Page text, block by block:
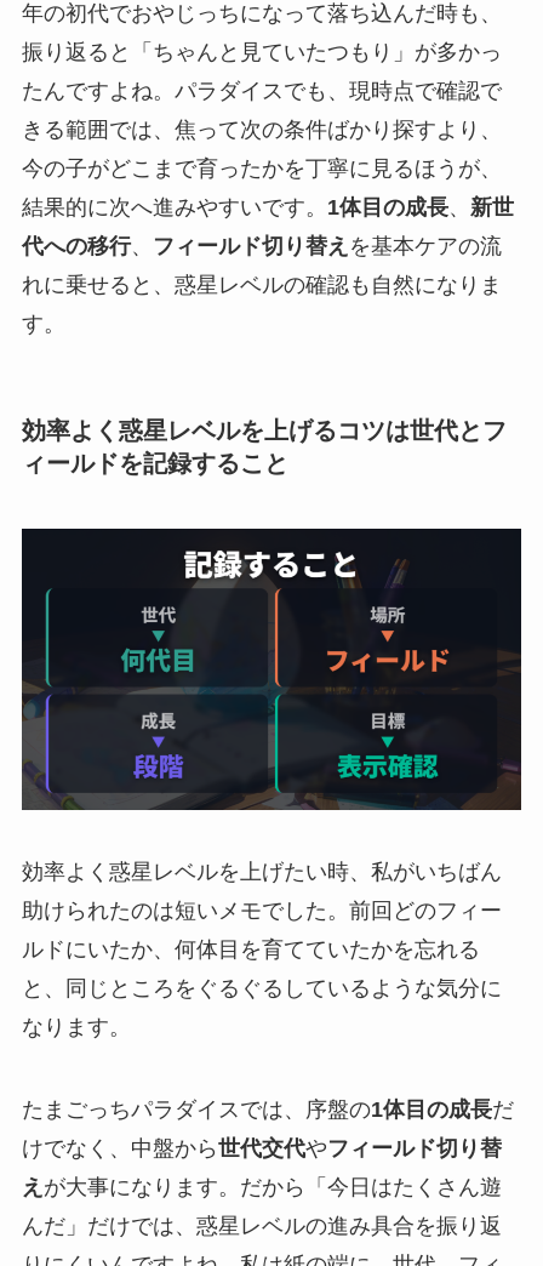
年の初代でおやじっちになって落ち込んだ時も、
振り返ると「ちゃんと見ていたつもり」が多かっ
たんですよね。パラダイスでも、現時点で確認で
きる範囲では、焦って次の条件ばかり探すより、
今の子がどこまで育ったかを丁寧に見るほうが、
結果的に次へ進みやすいです。 1体目の成長、 新世
代への移行、 フィールド切り替え を基本ケアの流
れに乗せると、惑星レベルの確認も自然になりま
す。
効率よく惑星レベルを上げるコツは世代とフ
ィールドを記録すること
効率よく惑星レベルを上げたい時、私がいちばん
助けられたのは短いメモでした。前回どのフィー
ルドにいたか、何体目を育てていたかを忘れる
と、同じところをぐるぐるしているような気分に
なります。
たまごっちパラダイスでは、序盤の1体目の成長だ
けでなく、中盤から世代交代やフィールド切り替
え が大事になります。だから「今日はたくさん遊
んだ」だけでは、惑星レベルの進み具合を振り返